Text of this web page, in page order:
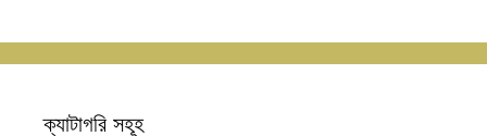
ক্যাটাগরি সহূহ